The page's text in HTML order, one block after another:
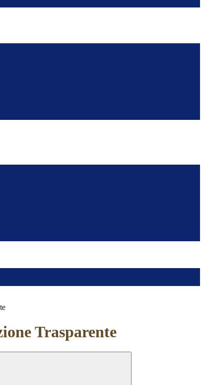
Trasparente